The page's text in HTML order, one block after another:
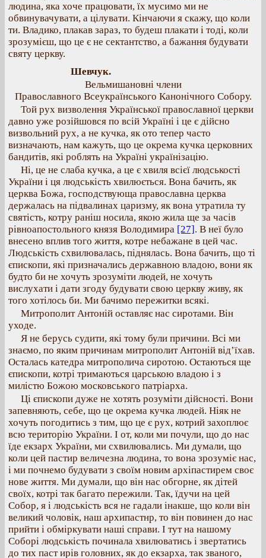
людина, яка хоче працювати, їх мусимо ми не
обвинувачувати, а цілувати. Кінчаючи я скажу, що коли
ти. Владико, плакав зараз, то будеш плакати і тоді, коли
зрозумієш, що це є не сектантство, а бажання будувати
святу церкву.
Шевчук.
Вельмишановні члени
Православного Всеукраїнського Канонічного Собору.
Той рух визволення Української православної церкви
давно уже розійшовся по всій Україні і це є дійсно
визвольний рух, а не кучка, як ото тепер часто
визначають, нам кажуть, що це окрема кучка церковних
бандитів, які роблять на Україні українізацію.
Ні, це не слаба кучка, а це є хвиля всієї людськості
України і ця людськість хвилюється. Вона бачить, як
церква Божа, господствующа православна церква
держалась на підвалинах царизму, як вона утратила ту
святість, котру раніш носила, якою жила ще за часів
рівноапостольного князя Володимира [27]. В неї було
внесено вплив того життя, котре небажане в цей час.
Людськість схвилювалась, піднялась. Вона бачить, що ті
єпископи, які призначались державною владою, вони як
будто би не хочуть зрозуміти людей, не хочуть
вислухати і дати згоду будувати свою церкву живу, як
того хотілось би. Ми бачимо пережитки всякі.
Митрополит Антоній оставляє нас сиротами. Він
уходе.
Я не берусь судити, які тому були причини. Всі ми
знаємо, по яким причинам митрополит Антоній від’їхав.
Осталась катедра митрополича сиротою. Остаються ще
єпископи, котрі тримаються царською владою і з
милістю Божою московського патріарха.
Ці єпископи дуже не хотять розуміти дійсності. Вони
запевняють, себе, що це окрема кучка людей. Ніяк не
хочуть погодитись з тим, що це є рух, котрий захоплює
всю територію України. І от, коли ми почули, що до нас
їде екзарх України, ми схвилювались. Ми думали, що
коли цей пастир величезна людина, то вона зрозуміє нас,
і ми почнемо будувати з своїм новим архіпастирем своє
нове життя. Ми думали, що він нас обгорне, як дітей
своїх, котрі так багато пережили. Так, їдучи на цей
Собор, я і людськість вся не гадали інакше, що коли він
великий чоловік, наш архипастнр, то він повинен до нас
прийти і обміркувати наші справи. І тут на нашому
Соборі людськість починала хвилюватись і звертатись
до тих паст ирів головних, як до екзарха, так званого,